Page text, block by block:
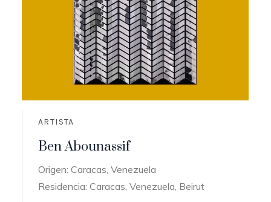
ARTISTA
Ben Abounassif
Origen: Caracas, Venezuela
Residencia: Caracas, Venezuela, Beirut